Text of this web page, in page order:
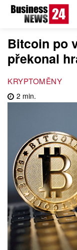
Bitcoin po
překonal
KRYPTOMĚNY
2 min.